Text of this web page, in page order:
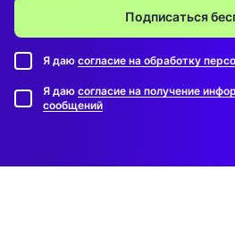
Подписаться
Я даю согласие на обработку
Я даю согласие на получение
сообщений